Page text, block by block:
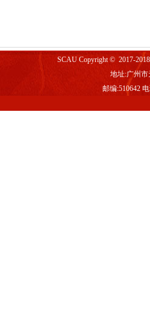
SCAU Copyright © 2017-
地址:广州市
邮编:510642